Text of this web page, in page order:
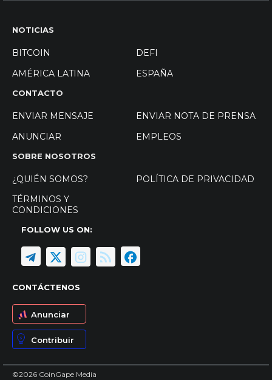
NOTICIAS
BITCOIN
DEFI
AMÉRICA LATINA
ESPAÑA
CONTACTO
ENVIAR MENSAJE
ENVIAR NOTA DE PRENSA
ANUNCIAR
EMPLEOS
SOBRE NOSOTROS
¿QUIÉN SOMOS?
POLÍTICA DE PRIVACIDAD
TÉRMINOS Y
CONDICIONES
FOLLOW US ON:
CONTÁCTENOS
Anunciar
Contribuir
©2026 CoinGape Media